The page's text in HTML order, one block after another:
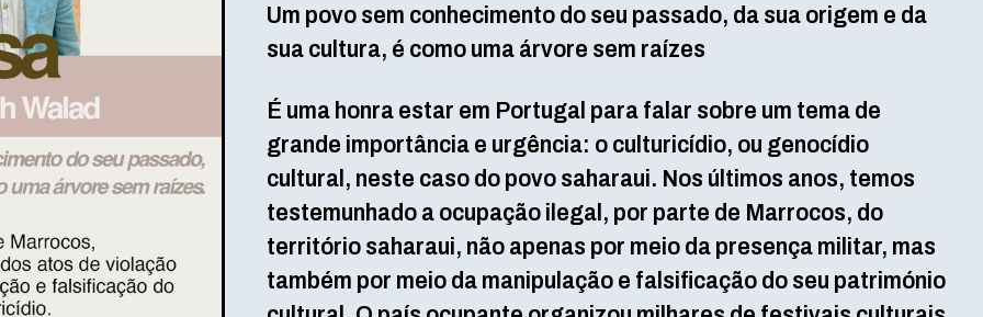
Um povo sem conhecimento do seu passado, da sua origem e da
sua cultura, é como uma árvore sem raízes
É uma honra estar em Portugal para falar sobre um tema de
grande importância e urgência: o culturicídio, ou genocídio
cultural, neste caso do povo saharaui. Nos últimos anos, temos
testemunhado a ocupação ilegal, por parte de Marrocos, do
território saharaui, não apenas por meio da presença militar, mas
também por meio da manipulação e falsificação do seu património